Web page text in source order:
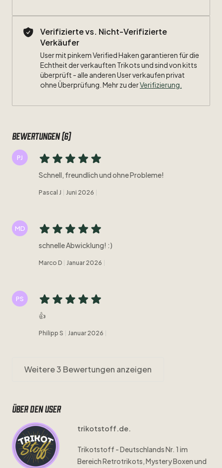
Verifizierte vs. Nicht-Verifizierte
Verkäufer
User mit pinkem Verified Haken garantieren für die
Echtheit der verkauften Trikots und sind von kitts
überprüft - alle anderen User verkaufen privat
ohne Überprüfung. Mehr zu derVerifizierung.
Bewertungen (6)
PJ
Schnell, freundlich und ohne Probleme!
Pascal J Juni 2026
MD
schnelle Abwicklung! :)
Marco D Januar 2026
PS
👍
Philipp S Januar 2026
Weitere 3 Bewertungen anzeigen
Über den user
trikotstoff.de.
Trikotstoff -DeutschlandsNr. 1 im
BereichRetrotrikots​,​MysteryBoxenund